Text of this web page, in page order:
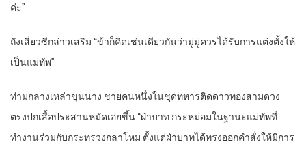
ค่ะ”
ถังเสี่ยวซีกล่าวเสริม “ข้าก็คิดเช่นเดียวกันว่ามู่มู่ควรได้รับการแต่งตั้งให้
เป็นแม่ทัพ”
ท่ามกลางเหล่าขุนนาง ชายคนหนึ่งในชุดทหารติดดาวทองสามดวง
ตรงปกเสื้อประสานหมัดเอ่ยขึ้น “ฝ่าบาท กระหม่อมในฐานะแม่ทัพที่
ทำงานร่วมกับกระทรวงกลาโหม ตั้งแต่ฝ่าบาทได้ทรงออกคำสั่งให้มีการ